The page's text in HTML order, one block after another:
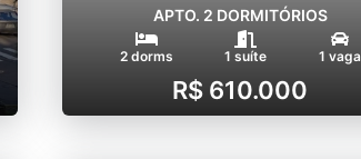
APTO. 2 DORMITÓRIOS
2 dorms 1 suíte 1 vaga
R$ 610.000